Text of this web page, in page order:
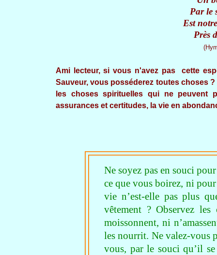
Par le
Est
Près
Ami lecteur, si vous n'avez pas cette
Sauveur, vous posséderez toutes choses
les choses spirituelles qui ne peuvent
assurances et certitudes, la vie en
Ne soyez pas en souci
ce que vous boirez, ni
vie n’est-elle pas plus
vêtement ? Observez
moissonnent, ni
les nourrit. Ne valez-vous
vous, par le souci qu’il